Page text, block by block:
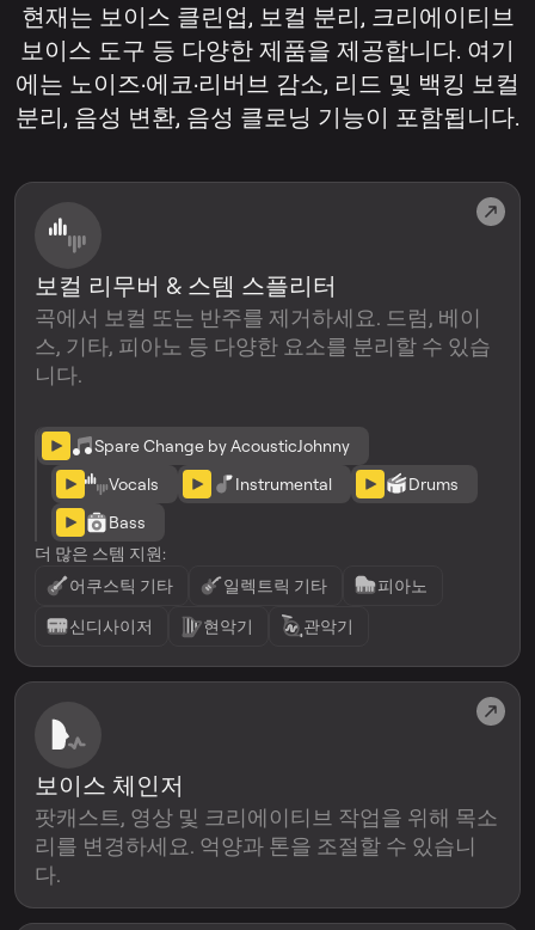
현재는 보이스 클린업, 보컬 분리, 크리에이티브
보이스 도구 등 다양한 제품을 제공합니다. 여기
에는 노이즈·에코·리버브 감소, 리드 및 백킹 보컬
분리, 음성 변환, 음성 클로닝 기능이 포함됩니다.
보컬 리무버 & 스템 스플리터
곡에서 보컬 또는 반주를 제거하세요. 드럼, 베이
스, 기타, 피아노 등 다양한 요소를 분리할 수 있습
니다.
Spare Change by AcousticJohnny
Vocals
Instrumental
Drums
Bass
더 많은 스템 지원:
어쿠스틱 기타
일렉트릭 기타
피아노
신디사이저
현악기 관악기
보이스 체인저
팟캐스트, 영상 및 크리에이티브 작업을 위해 목소
리를 변경하세요. 억양과 톤을 조절할 수 있습니
다.